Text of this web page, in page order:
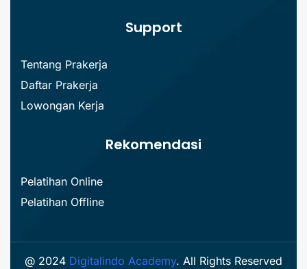
Support
Tentang Prakerja
Daftar Prakerja
Lowongan Kerja
Rekomendasi
Pelatihan Online
Pelatihan Offline
@ 2024 Digitalindo Academy. All Rights Reserved